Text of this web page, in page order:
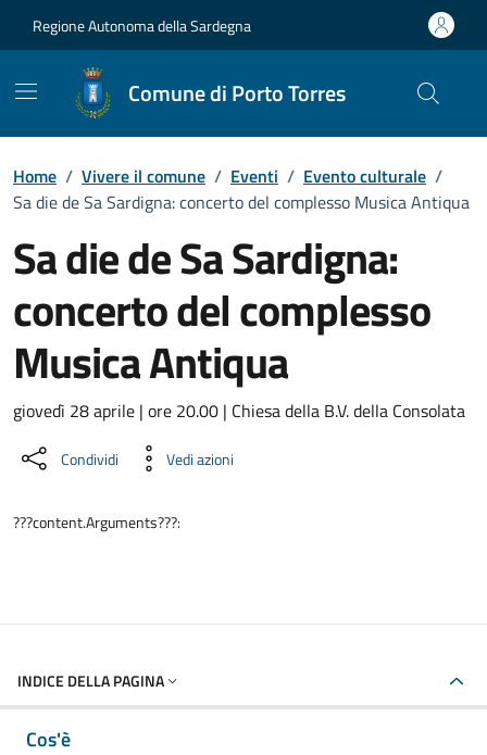
Regione Autonoma della Sardegna
Comune di Porto Torres
Home / Vivere il comune / Eventi / Evento culturale /
Sa die de Sa Sardigna: concerto del complesso Musica Antiqua
Sa die de Sa Sardigna:
concerto del complesso
Musica Antiqua
Dettaglio dell'evento
giovedì 28 aprile | ore 20.00 | Chiesa della B.V. della Consolata
Condividi Vedi azioni
???content.Arguments???:
INDICE DELLA PAGINA
Cos'è